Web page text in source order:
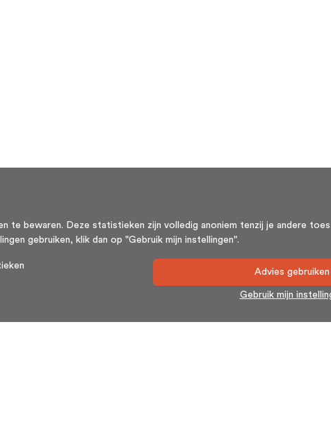
bewaren. Deze statistieken zijn volledig anoniem tenzij je andere
gebruiken, klik dan op "Gebruik mijn instellingen".
Advies gebruiken
Gebruik mijn